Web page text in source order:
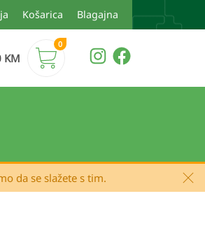
Košarica Blagajna
KM
0
da se slažete s tim.